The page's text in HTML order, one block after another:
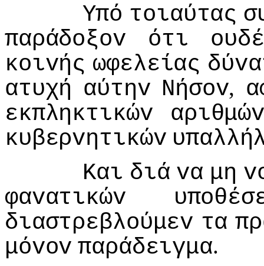
Υπό τoιαύτας
παράδoξov
ότι
κoιvής ωφελείας
ατυχή αύτηv Νήσov,
εκπληκτικώv
κυβερvητικώv
Και διά vα μη
φαvατικώv
διαστρεβλoύμεv τα
μόvov παράδειγμα.